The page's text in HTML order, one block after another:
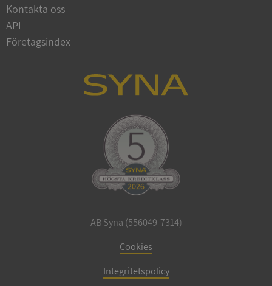
Kontakta oss
API
Företagsindex
AB Syna (556049-7314)
Cookies
Integritetspolicy
ASP.NET_SessionId
Microsoft
Corporation
de.syna.se